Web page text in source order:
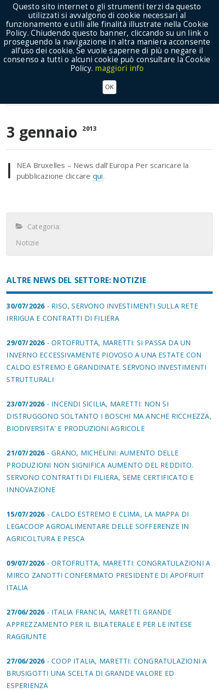
Show Menu
3 gennaio 2013
I
NEA Bruxelles – News dall’Europa Per scaricare la
pubblicazione cliccare qui.
Categoria:
Notizie
ALTRE NEWS DEL SETTORE: NOTIZIE
30/07/2026- RISO, SERVONO INVESTIMENTI SULLA RETE
IRRIGUA E CONTRATTI DI FILIERA
29/07/2026- ORTOFRUTTA, MARETTI: SI PASSA DA UN
INVERNO ECCESSIVAMENTE PIOVOSO A UNA ESTATE CON
CALDO ESTREMO E GRANDINATE. SERVONO INVESTIMENTI
STRUTTURALI
23/07/2026- INCENDI SICILIA, MARETTI: NON SI
DISTRUGGONO SOLTANTO I BOSCHI MA ANCHE RICCHEZZA,
BIODIVERSITA' E PRODUZIONI AGRICOLE
21/07/2026- GRANO, MICHELINI: AUMENTO DELLE
PRODUZIONI NON SIGNIFICA AUMENTO DEL REDDITO.
SERVONO CONTRATTI DI FILIERA, SEME CERTIFICATO E
INNOVAZIONE
15/07/2026- CALDO ESTREMO E CLIMA, LA MAPPA DI
LEGACOOP AGROALIMENTARE DELLE SOFFERENZE IN
AGRICOLTURA E PESCA
09/07/2026- ORTOFRUTTA, MARETTI: CONGRATULAZIONI A
MIRCO ZANOTTI CONFERMATO PRESIDENTE DI APOFRUIT
ITALIA
27/06/2026- ITALIA FRANCIA, MARETTI: GRANDE
APPREZZAMENTO PER IL BILATERALE E PER LE INTESE
RAGGIUNTE
27/06/2026- COOP ITALIA, MARETTI: CONGRATULAZIONI A
BRUSIGOTTI UNA SCELTA DI GRANDE VALORE ED
ESPERIENZA
Questo sito internet o gli strumenti terzi da questo
utilizzati si avvalgono di cookie necessari al
funzionamento e utili alle finalità illustrate nella Cookie
Policy. Chiudendo questo banner, cliccando su un link o
proseguendo la navigazione in altra maniera acconsente
all’uso dei cookie. Se vuole saperne di più o negare il
consenso a tutti o alcuni cookie può consultare la Cookie
Policy. maggiori info
OK